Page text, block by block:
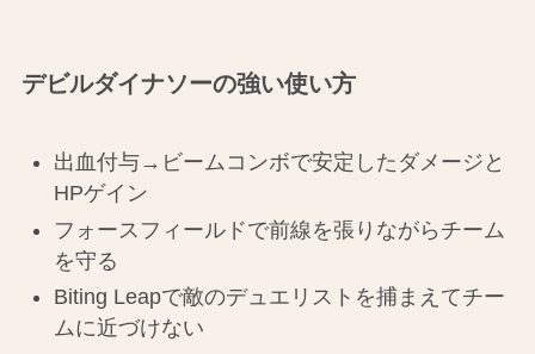
デビルダイナソーの強い使い方
出血付与→ビームコンボで安定したダメージと
HPゲイン
フォースフィールドで前線を張りながらチーム
を守る
Biting Leapで敵のデュエリストを捕まえてチー
ムに近づけない